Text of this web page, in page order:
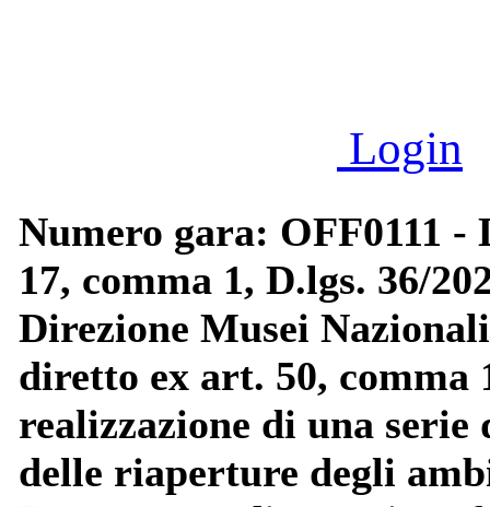
Login
Numero gara: OFF0111
17, comma 1, D.lgs. 36/
Direzione Musei
diretto ex art. 50, comma
realizzazione di una
delle riaperture degli